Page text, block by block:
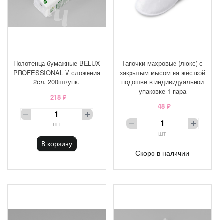
Полотенца бумажные BELUX
PROFESSIONAL V сложения
2сл. 200шт/упк.
218 ₽
шт
В корзину
Тапочки махровые (люкс) с
закрытым мысом на жёсткой
подошве в индивидуальной
упаковке 1 пара
48 ₽
шт
Скоро в наличии